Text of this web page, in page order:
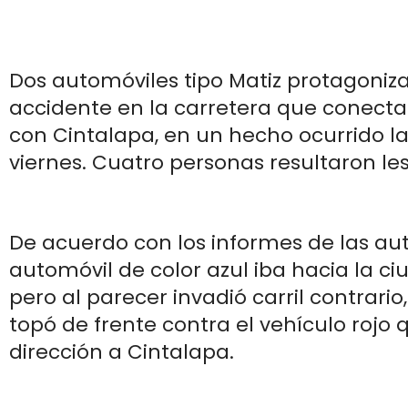
Dos automóviles tipo Matiz
accidente en la carretera que
con Cintalapa, en un hecho ocurrido
viernes. Cuatro personas resultaron
De acuerdo con los informes de las
automóvil de color azul iba hacia la
pero al parecer invadió carril
topó de frente contra el vehículo rojo
dirección a Cintalapa.